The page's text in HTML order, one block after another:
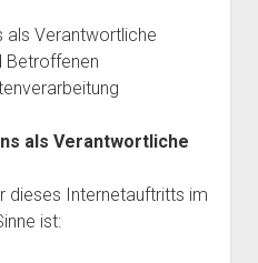
als Verantwortliche
Betroffenen
als Verantwortliche
dieses Internetauftritts im
ist: